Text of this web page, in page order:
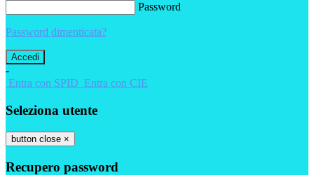
Password
Password dimenticata?
-
Entra con SPID Entra con CIE
Seleziona utente
button close ×
Recupero password